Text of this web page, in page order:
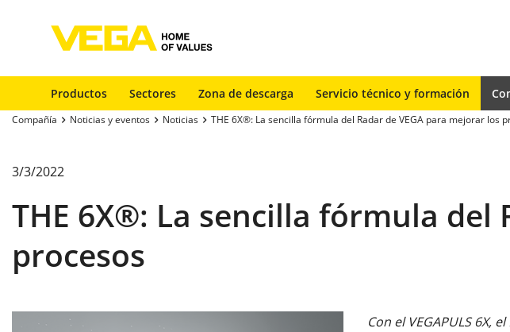
Productos Sectores Zona de descarga Servicio técnico y formación
Compañía Noticias y eventos Noticias THE 6X®: La sencilla fórmula del Radar de VEGA para mejorar los
3/3/2022
THE 6X®: La sencilla fórmula del
procesos
Con el VEGAPULS 6X,